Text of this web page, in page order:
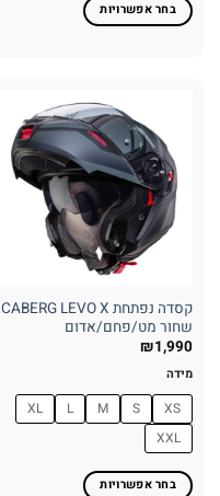
בחר אפשרויות
ניתן
לבחור
את
האפשרויות
בעמוד
קסדה נפתחת CABERG LEVO X
שחור מט/פחם/אדום
₪1,990
מידה
XS
S
M
L
XL
XXL
בחר אפשרויות